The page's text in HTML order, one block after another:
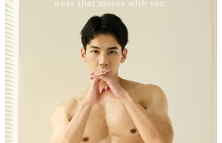
pengesahan semula dan pembetulan.
Untuk terma perkhidmatan penuh, sila rujuk pautan berikut:
https://oppay.tw/userRule " target="_blank" class="link revert-
style">https://oppay.tw/userRule
【Panduan Penggunaan Pembayaran Ansuran Gogo】
1. Perkhidmatan ini disediakan oleh Taiwan Mobile, pengguna telefon
mudah alih boleh segera menggunakan tanpa perlu memohon lagi.
(Hanya untuk nombor langganan peribadi, tidak terbuka untuk syarikat
dan kad prabayar)
2. Pilihan kaedah pembayaran "Pembayaran Ansuran Gogo", selepas
pesanan ditubuhkan, akan secara automatik dialihkan ke proses
transaksi Gogo, selepas pengesahan nombor telefon, pilih bilangan
ansuran yang diingini, tarikh akhir pembayaran, dan setelah
mengesahkan pembayaran, transaksi akan selesai.
Jumlah yang diperakui untuk pengguna kali pertama yang lulus
kelulusan boleh sehingga NT$10,000. Jika pengguna tidak membuat
pembayaran dalam tempoh tersebut, yuran pembayaran lewat sebanyak
20% setahun akan dikenakan. Pengguna bawah umur dikehendaki
mendapatkan kebenaran daripada ibu bapa atau penjaga yang sah
untuk menggunakan AFTEE.
Sila hubungi NP Taiwan Inc. dics_tw@netprotections.co.jp
mempunyai sebarang kebimbangan mengenai pemprosesan dan
penggunaan pada data peribadi. Jika anda tidak bersetuju dengan data
peribadi yang disenaraikan seperti di atas akan dikumpul dan digunakan
oleh AFTEE, sila jangan gunakan perkhidmatan ini.
宅配/離島不配送
NT$80/pesanan | Penghantaran percuma untuk pesanan
NT$890 atau lebih
黑貓貨到付款
NT$120/pesanan
國家/地區配送 Kadar Penghantaran